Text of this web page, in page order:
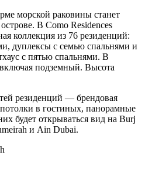
морской раковины станет
В Como Residences
коллекция из 76 резиденций:
дуплексы с семью спальнями и
с пятью спальнями. В
подземный. Высота
резиденций — брендовая
в гостиных, панорамные
будет открываться вид на Burj
и Ain Dubai.